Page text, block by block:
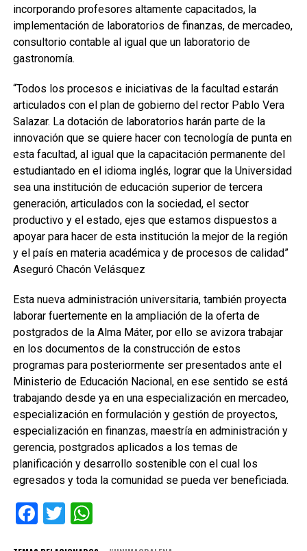
incorporando profesores altamente capacitados, la
implementación de laboratorios de finanzas, de mercadeo,
consultorio contable al igual que un laboratorio de
gastronomía.
“Todos los procesos e iniciativas de la facultad estarán
articulados con el plan de gobierno del rector Pablo Vera
Salazar. La dotación de laboratorios harán parte de la
innovación que se quiere hacer con tecnología de punta en
esta facultad, al igual que la capacitación permanente del
estudiantado en el idioma inglés, lograr que la Universidad
sea una institución de educación superior de tercera
generación, articulados con la sociedad, el sector
productivo y el estado, ejes que estamos dispuestos a
apoyar para hacer de esta institución la mejor de la región
y el país en materia académica y de procesos de calidad”
Aseguró Chacón Velásquez
Esta nueva administración universitaria, también proyecta
laborar fuertemente en la ampliación de la oferta de
postgrados de la Alma Máter, por ello se avizora trabajar
en los documentos de la construcción de estos
programas para posteriormente ser presentados ante el
Ministerio de Educación Nacional, en ese sentido se está
trabajando desde ya en una especialización en mercadeo,
especialización en formulación y gestión de proyectos,
especialización en finanzas, maestría en administración y
gerencia, postgrados aplicados a los temas de
planificación y desarrollo sostenible con el cual los
egresados y toda la comunidad se pueda ver beneficiada.
Facebook
TwitterWhatsApp